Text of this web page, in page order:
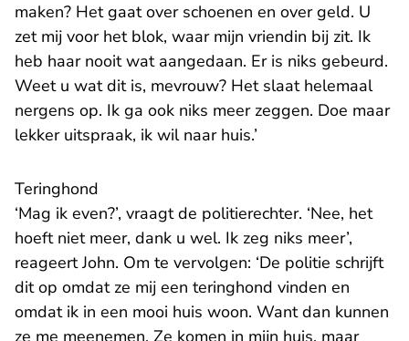
maken? Het gaat over schoenen en over geld. U
zet mij voor het blok, waar mijn vriendin bij zit. Ik
heb haar nooit wat aangedaan. Er is niks gebeurd.
Weet u wat dit is, mevrouw? Het slaat helemaal
nergens op. Ik ga ook niks meer zeggen. Doe maar
lekker uitspraak, ik wil naar huis.’
Teringhond
‘Mag ik even?’, vraagt de politierechter. ‘Nee, het
hoeft niet meer, dank u wel. Ik zeg niks meer’,
reageert John. Om te vervolgen: ‘De politie schrijft
dit op omdat ze mij een teringhond vinden en
omdat ik in een mooi huis woon. Want dan kunnen
ze me meenemen. Ze komen in mijn huis, maar